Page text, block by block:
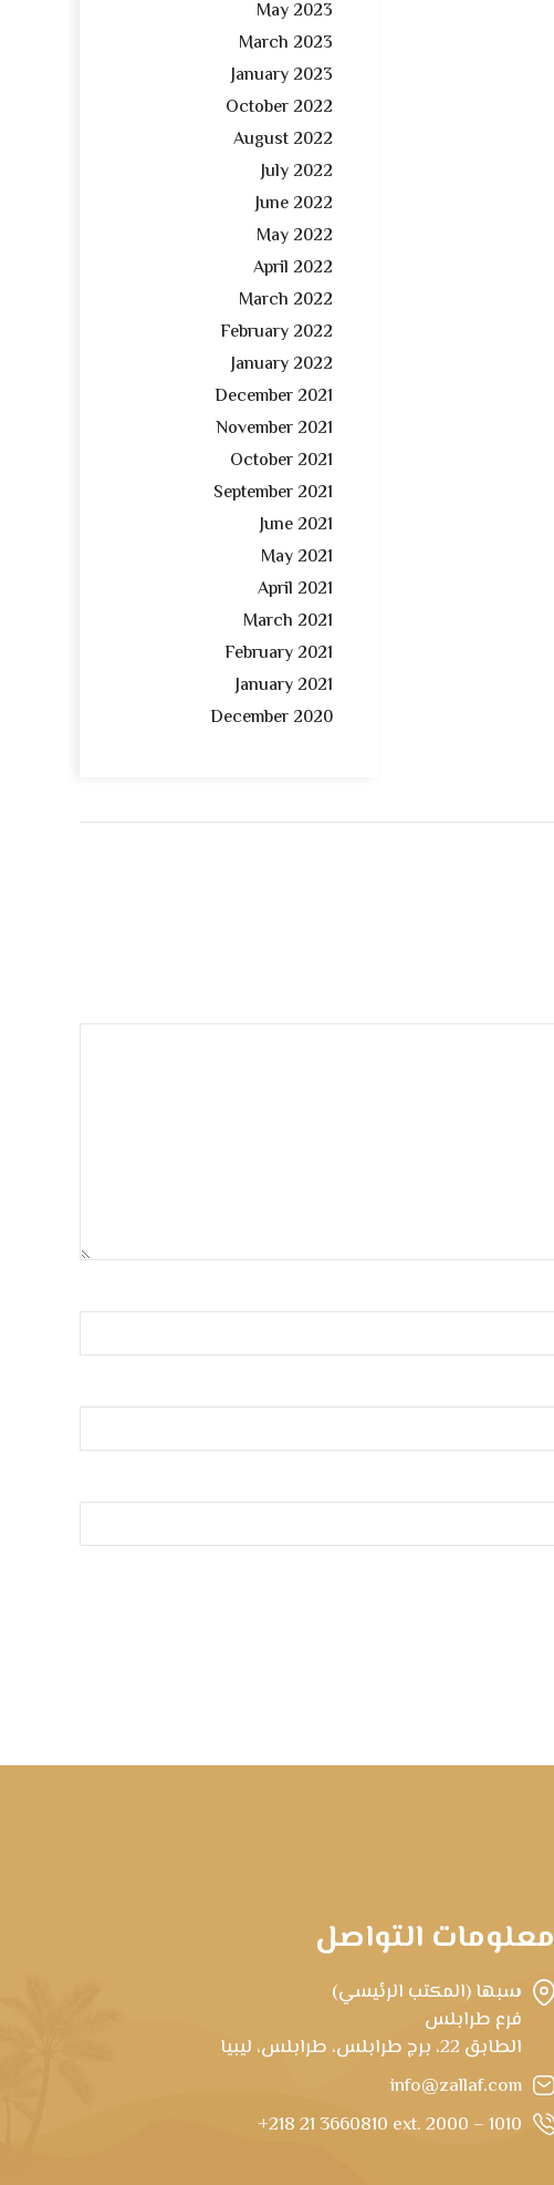
May 2023
March 2023
January 2023
October 2022
August 2022
July 2022
June 2022
May 2022
April 2022
March 2022
February 2022
January 2022
December 2021
November 2021
October 2021
September 2021
June 2021
May 2021
April 2021
March 2021
February 2021
January 2021
December 2020
معلومات التواصل
سبها (المكتب الرئيسي)
فرع طرابلس
الطابق 22، برج طرابلس، طرابلس، ليبيا
info@zallaf.com
+218 21 3660810 ext. 2000 – 1010